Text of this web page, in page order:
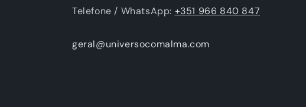
Telefone / WhatsApp: +351 966 840 847
geral@universocomalma.com